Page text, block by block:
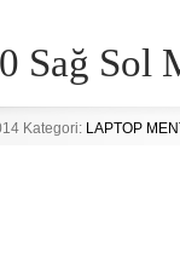
Sol
Kategori: LAPTOP